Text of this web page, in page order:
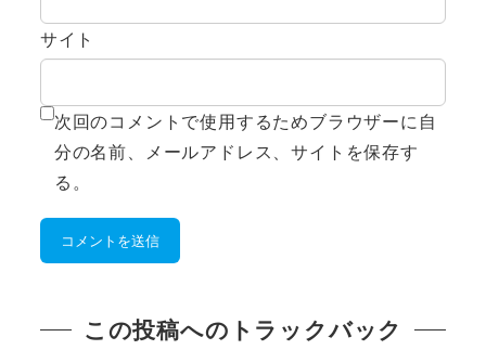
サイト
次回のコメントで使用するためブラウザーに自
分の名前、メールアドレス、サイトを保存す
る。
この投稿へのトラックバック